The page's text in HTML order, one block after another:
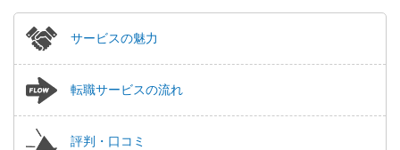
サービスの魅力
転職サービスの流れ
評判・口コミ